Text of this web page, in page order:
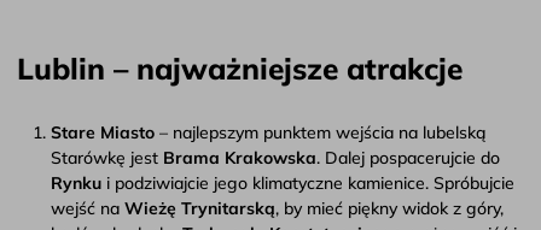
Lublin – najważniejsze atrakcje
Stare Miasto – najlepszym punktem wejścia na lubelską
Starówkę jest Brama Krakowska. Dalej pospacerujcie do
Rynku i podziwiajcie jego klimatyczne kamienice. Spróbujcie
wejść na Wieżę Trynitarską, by mieć piękny widok z góry,